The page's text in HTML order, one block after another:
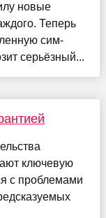
новые
Теперь
сим-
серьёзный...
ключевую
с проблемами